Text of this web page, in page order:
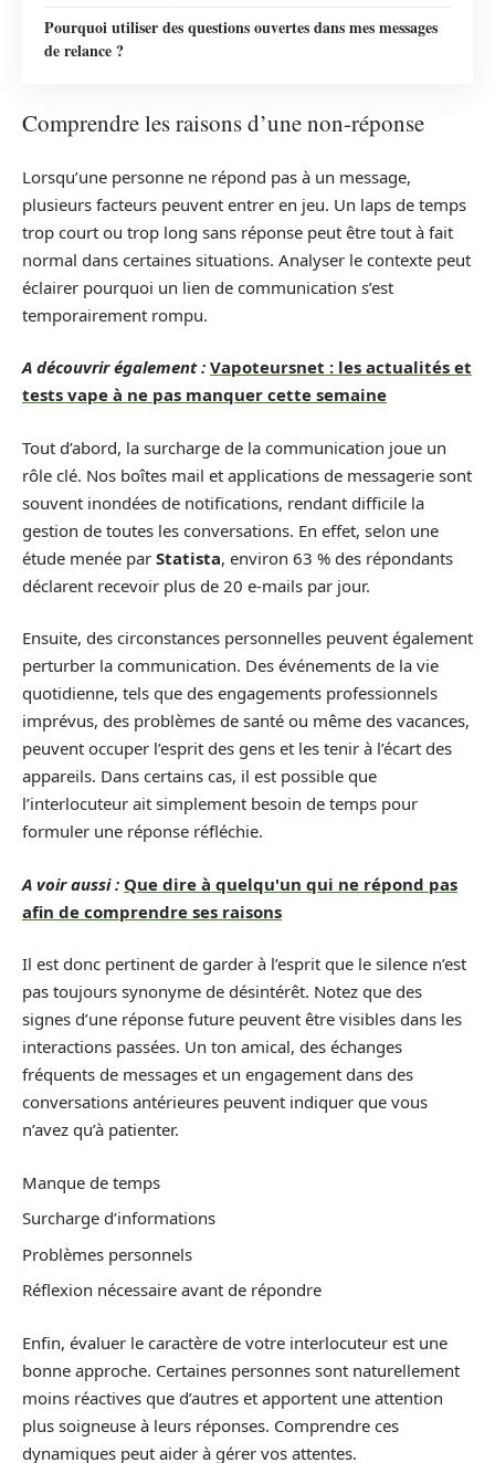
Pourquoi utiliser des questions ouvertes dans mes messages
de relance ?
Comprendre les raisons d’une non-réponse
Lorsqu’une personne ne répond pas à un message,
plusieurs facteurs peuvent entrer en jeu. Un laps de temps
trop court ou trop long sans réponse peut être tout à fait
normal dans certaines situations. Analyser le contexte peut
éclairer pourquoi un lien de communication s’est
temporairement rompu.
A découvrir également : Vapoteursnet : les actualités et
tests vape à ne pas manquer cette semaine
Tout d’abord, la surcharge de la communication joue un
rôle clé. Nos boîtes mail et applications de messagerie sont
souvent inondées de notifications, rendant difficile la
gestion de toutes les conversations. En effet, selon une
étude menée par Statista, environ 63 % des répondants
déclarent recevoir plus de 20 e-mails par jour.
Ensuite, des circonstances personnelles peuvent également
perturber la communication. Des événements de la vie
quotidienne, tels que des engagements professionnels
imprévus, des problèmes de santé ou même des vacances,
peuvent occuper l’esprit des gens et les tenir à l’écart des
appareils. Dans certains cas, il est possible que
l’interlocuteur ait simplement besoin de temps pour
formuler une réponse réfléchie.
A voir aussi : Que dire à quelqu'un qui ne répond pas
afin de comprendre ses raisons
Il est donc pertinent de garder à l’esprit que le silence n’est
pas toujours synonyme de désintérêt. Notez que des
signes d’une réponse future peuvent être visibles dans les
interactions passées. Un ton amical, des échanges
fréquents de messages et un engagement dans des
conversations antérieures peuvent indiquer que vous
n’avez qu’à patienter.
Manque de temps
Surcharge d’informations
Problèmes personnels
Réflexion nécessaire avant de répondre
Enfin, évaluer le caractère de votre interlocuteur est une
bonne approche. Certaines personnes sont naturellement
moins réactives que d’autres et apportent une attention
plus soigneuse à leurs réponses. Comprendre ces
dynamiques peut aider à gérer vos attentes.